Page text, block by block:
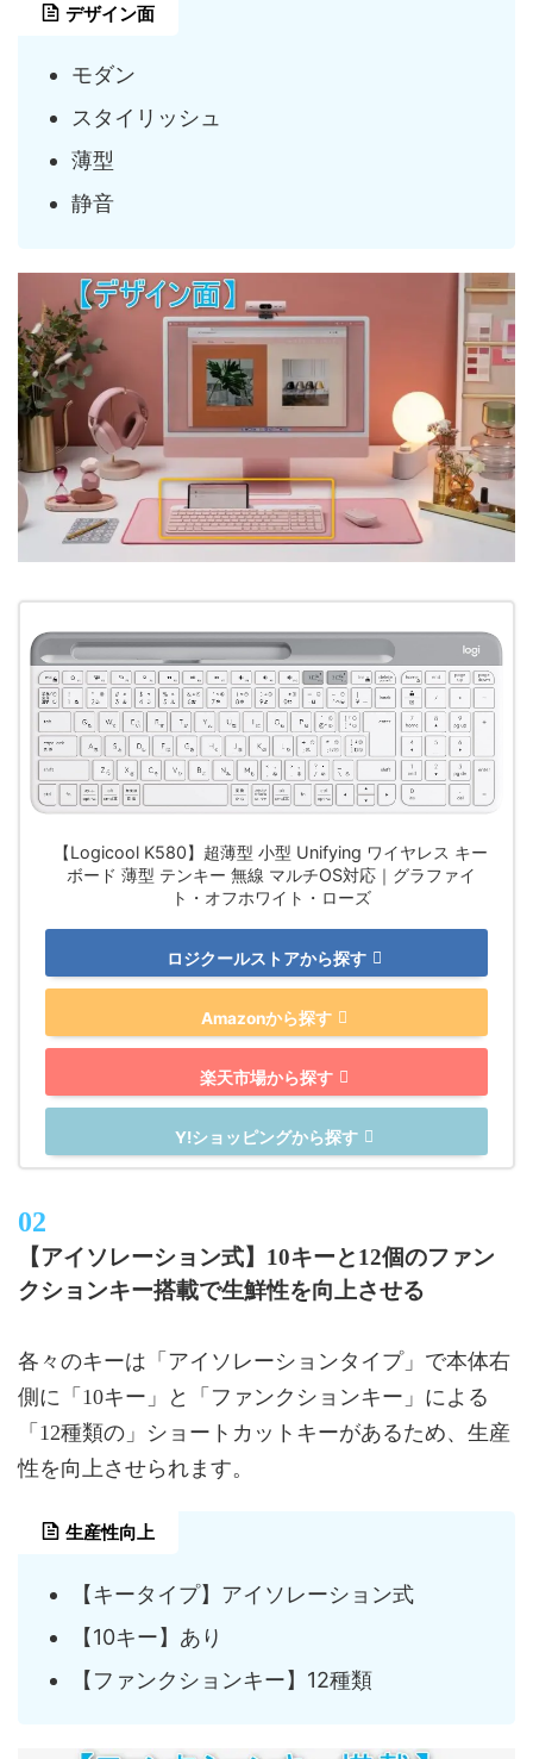
デザイン面
モダン
スタイリッシュ
薄型
静音
【Logicool K580】超薄型 小型 Unifying ワイヤレス キー
ボード 薄型 テンキー 無線 マルチOS対応｜グラファイ
ト・オフホワイト・ローズ
ロジクールストアから探す
Amazonから探す
楽天市場から探す
Y!ショッピングから探す
【アイソレーション式】10キーと12個のファン
クションキー搭載で生鮮性を向上させる
各々のキーは「アイソレーションタイプ」で本体右
側に「10キー」と「ファンクションキー」による
「12種類の」ショートカットキーがあるため、生産
性を向上させられます。
生産性向上
【キータイプ】アイソレーション式
【10キー】あり
【ファンクションキー】12種類